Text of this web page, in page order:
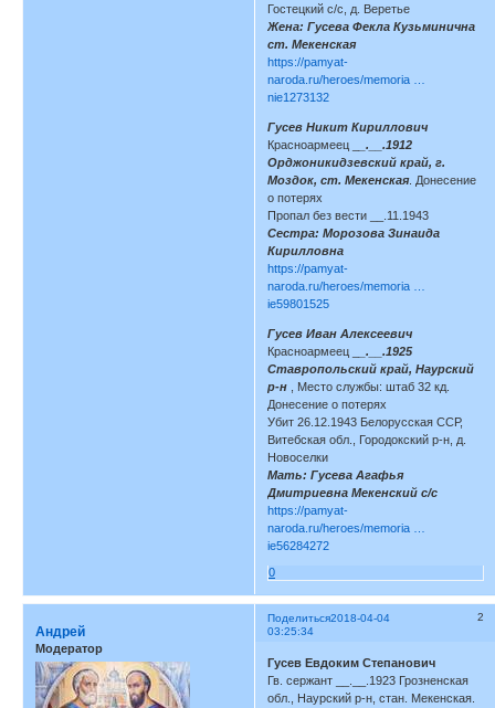
Гостецкий с/с, д. Веретье
Жена: Гусева Фекла Кузьминична
ст. Мекенская
https://pamyat-
naroda.ru/heroes/memoria …
nie1273132
Гусев Никит Кириллович
Красноармеец _
_.__.1912
Орджоникидзевский край, г.
Моздок, ст. Мекенская. Донесение
о потерях
Пропал без вести __.11.1943
Сестра: Морозова Зинаида
Кирилловна
https://pamyat-
naroda.ru/heroes/memoria …
ie59801525
Гусев Иван Алексеевич
Красноармеец _
_.__.1925
Ставропольский край, Наурский
р-н , Место службы: штаб 32 кд.
Донесение о потерях
Убит 26.12.1943 Белорусская ССР,
Витебская обл., Городокский р-н, д.
Новоселки
Мать: Гусева Агафья
Дмитриевна Мекенский с/с
https://pamyat-
naroda.ru/heroes/memoria …
ie56284272
0
Поделиться 2
2018-04-04
03:25:34
Андрей
Модератор
Гусев Евдоким Степанович
Гв. сержант __.__.1923 Грозненская
обл., Наурский р-н, стан. Мекенская.